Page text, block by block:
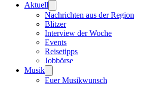
Aktuell
Nachrichten aus der Region
Blitzer
Interview der Woche
Events
Reisetipps
Jobbörse
Musik
Euer Musikwunsch